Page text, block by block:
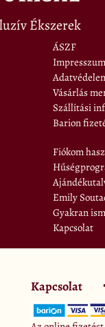
Ékszerek
ÁSZF
Impresszum
Vásárlás
Szállítási
Barion
Fiókom
Emily
Gyakran
Kapcsolat
Kapcsolat